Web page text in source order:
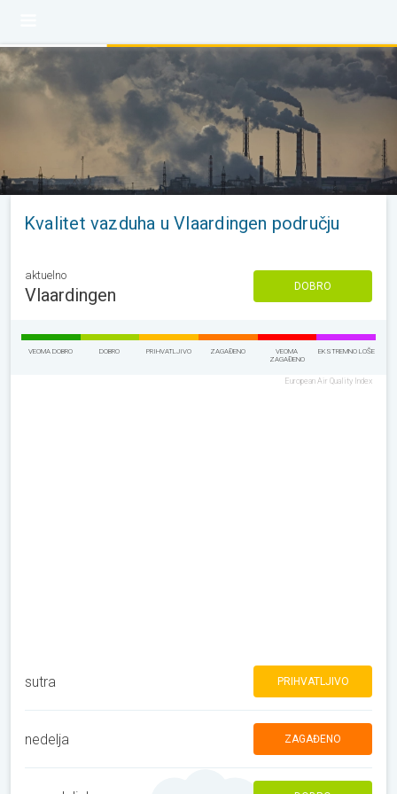
Kvalitet vazduha u Vlaardingen području
aktuelno
Vlaardingen DOBRO
VEOMA DOBRO DOBRO PRIHVATLJIVO ZAGAĐENO
VEOMA
ZAGAĐENO
EKSTREMNO LOŠE
European Air Quality Index
sutra PRIHVATLJIVO
nedelja ZAGAĐENO